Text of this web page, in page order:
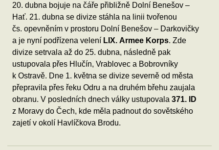
20. dubna bojuje na čáře přibližně Dolní Benešov –
Hať. 21. dubna se divize stáhla na linii tvořenou
čs. opevněním v prostoru Dolní Benešov – Darkovičky
a je nyní podřízena velení LIX. Armee Korps. Zde
divize setrvala až do 25. dubna, následně pak
ustupovala přes Hlučín, Vrablovec a Bobrovníky
k Ostravě. Dne 1. května se divize severně od města
přepravila přes řeku Odru a na druhém břehu zaujala
obranu. V posledních dnech války ustupovala 371. ID
z Moravy do Čech, kde měla padnout do sovětského
zajetí v okolí Havlíčkova Brodu.